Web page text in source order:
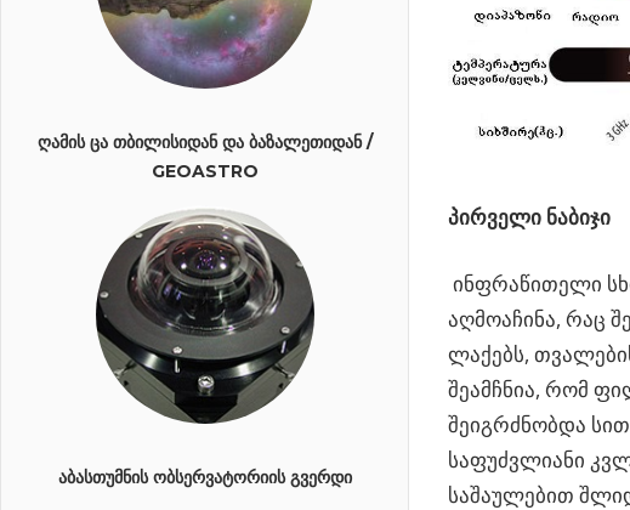
პირველი ნაბიჯი
ინფრაწითელი
აღმოაჩინა, რაც
ლაქებს,
შეამჩნია, რომ
შეიგრძნობდა
საფუძვლიანი
საშაულებით
ᲦᲐᲛᲘᲡ ᲪᲐ ᲗᲑᲘᲚᲘᲡᲘᲓᲐᲜ ᲓᲐ ᲑᲐᲖᲐᲚᲔᲗᲘᲓᲐᲜ /
GEOASTRO
ᲐᲑᲐᲡᲗᲣᲛᲜᲘᲡ ᲝᲑᲡᲔᲠᲕᲐᲢᲝᲠᲘᲘᲡ ᲒᲕᲔᲠᲓᲘ